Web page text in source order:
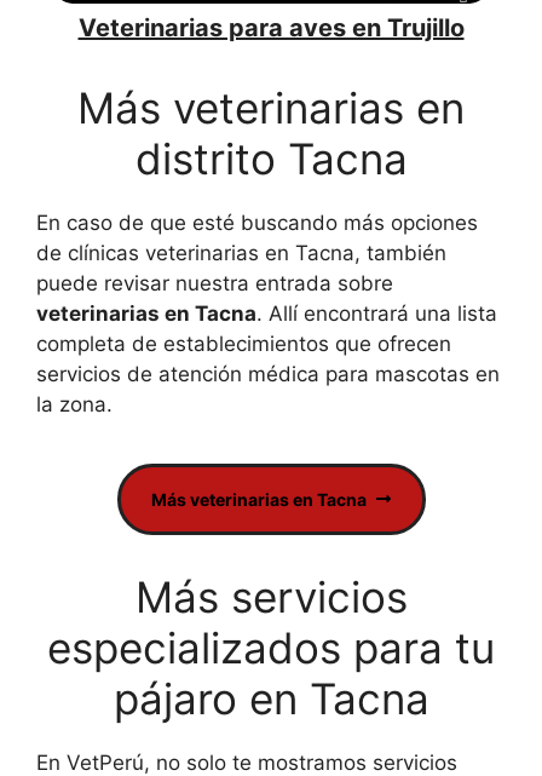
Veterinarias para aves en Trujillo
Más veterinarias en
distrito Tacna
En caso de que esté buscando más opciones
de clínicas veterinarias en Tacna, también
puede revisar nuestra entrada sobre
veterinarias en Tacna. Allí encontrará una lista
completa de establecimientos que ofrecen
servicios de atención médica para mascotas en
la zona.
Más veterinarias en Tacna
Más servicios
especializados para tu
pájaro en Tacna
En VetPerú, no solo te mostramos servicios